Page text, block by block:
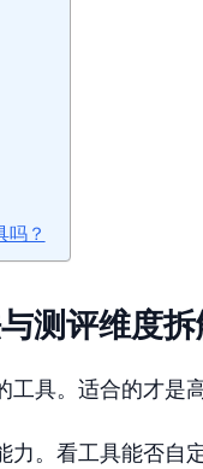
吗？
测评维度拆
具。适合的才是高
。看工具能否自